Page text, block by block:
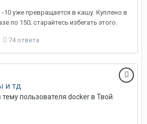
10 уже превращается в кашу. Куплено в
по 150; старайтесь избегать этого.
74 ответа
и тд
тему пользователя dockerв Твой